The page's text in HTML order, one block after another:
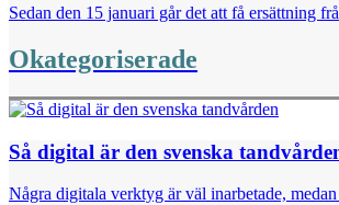
Sedan den 15 januari går det att få ersättning
Okategoriserade
Så digital är den svenska
Några digitala verktyg är väl inarbetade,